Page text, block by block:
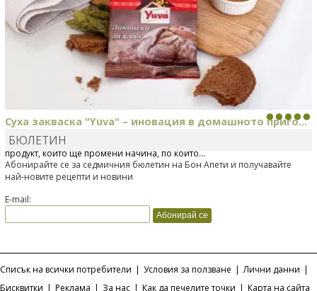
Суха закваска "Yuva" – иновация в домашното приго...
Отскоро Лесафр България стартира предлагането на изцяло нов
продукт, който ще промени начина, по който...
БЮЛЕТИН
Абонирайте се за седмичния бюлетин на Бон Апети и получавайте
най-новите рецепти и новини
E-mail:
Списък на всички потребители | Условия за ползване | Лични данни |
Бисквитки | Реклама | За нас | Как да печелите точки | Карта на сайта